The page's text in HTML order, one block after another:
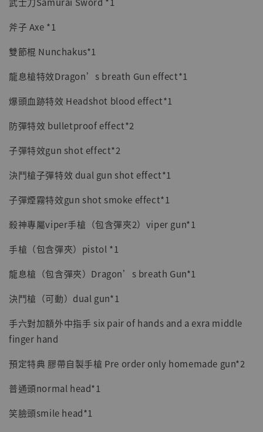
斧子 Axe *1
雙節棍 Nunchakus*1
龍息槍特效Dragon’s breath Gun effect*1
爆頭血跡特效 Headshot blood effect*1
防彈特效 bulletproof effect*2
子彈特效gun shot effect*2
決鬥槍子彈特效 dual gun shot effect*1
子彈煙霧特效gun shot smoke effect*1
殺神專屬viper手槍（包含彈夾2）viper gun*1
手槍（包含彈夾）pistol *1
龍息槍（包含彈夾）Dragon’s breath Gun*1
決鬥槍（可動）dual gun*1
手六對加額外中指手 six pair of hands and a exra middle
finger hand
預定特典 膠帶自製手槍 Pre order only homemade gun*2
普通頭normal head*1
笑臉頭smile head*1